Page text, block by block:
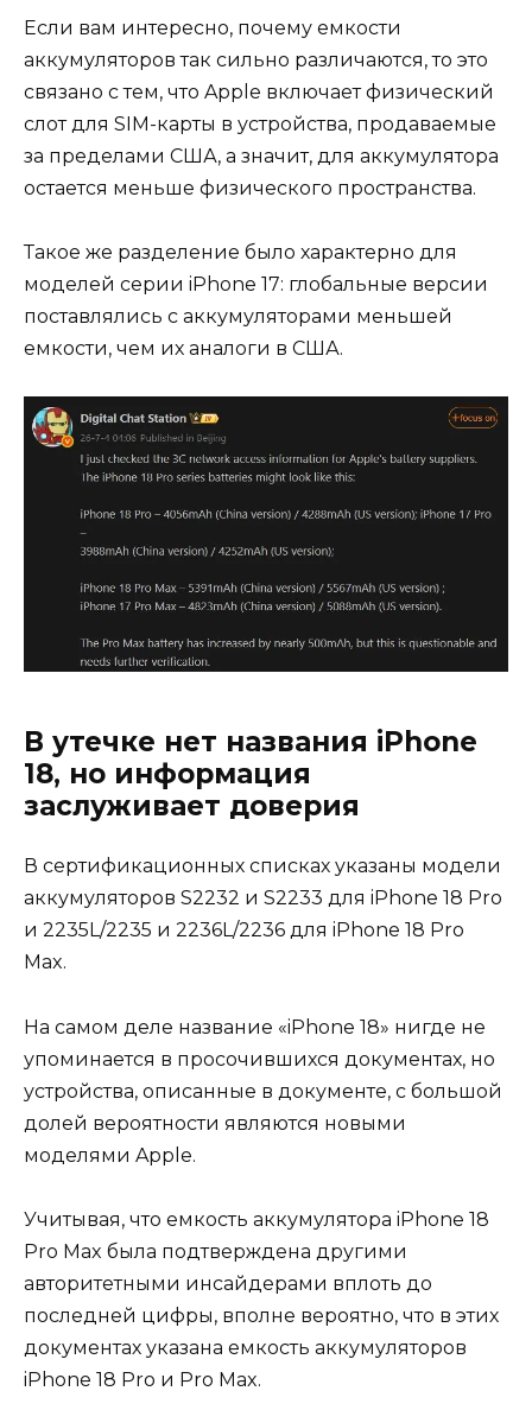
Если вам интересно, почему емкости
аккумуляторов так сильно различаются, то это
связано с тем, что Apple включает физический
слот для SIM-карты в устройства, продаваемые
за пределами США, а значит, для аккумулятора
остается меньше физического пространства.
Такое же разделение было характерно для
моделей серии iPhone 17: глобальные версии
поставлялись с аккумуляторами меньшей
емкости, чем их аналоги в США.
В утечке нет названия iPhone
18, но информация
заслуживает доверия
В сертификационных списках указаны модели
аккумуляторов S2232 и S2233 для ‌iPhone 18 Pro‌
и 2235L/2235 и 2236L/2236 для ‌iPhone 18 Pro‌
Max.
На самом деле название «iPhone 18» нигде не
упоминается в просочившихся документах, но
устройства, описанные в документе, с большой
долей вероятности являются новыми
моделями Apple.
Учитывая, что емкость аккумулятора iPhone 18
Pro Max была подтверждена другими
авторитетными инсайдерами вплоть до
последней цифры, вполне вероятно, что в этих
документах указана емкость аккумуляторов
iPhone 18 Pro и Pro Max.